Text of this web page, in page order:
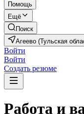
Помощь
Ещё
Поиск
Агеево (Тульская
Войти
Войти
Создать резюме
Работа и